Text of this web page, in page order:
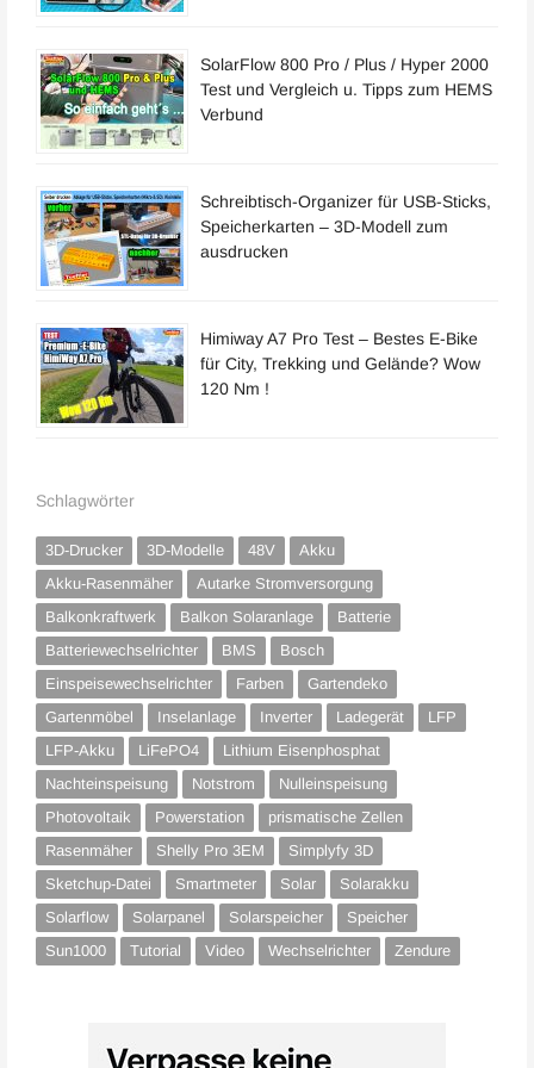
SolarFlow 800 Pro / Plus / Hyper 2000
Test und Vergleich u. Tipps zum HEMS
Verbund
Schreibtisch-Organizer für USB-Sticks,
Speicherkarten – 3D-Modell zum
ausdrucken
Himiway A7 Pro Test – Bestes E-Bike
für City, Trekking und Gelände? Wow
120 Nm !
Schlagwörter
3D-Drucker 3D-Modelle 48V
Akku
Akku-Rasenmäher
Autarke Stromversorgung
Balkonkraftwerk
Balkon Solaranlage
Batterie
Batteriewechselrichter
BMS
Bosch
Einspeisewechselrichter
Farben
Gartendeko
Gartenmöbel
Inselanlage Inverter Ladegerät
LFP
LFP-Akku
LiFePO4
Lithium Eisenphosphat
Nachteinspeisung
Notstrom
Nulleinspeisung
Photovoltaik
Powerstation
prismatische Zellen
Rasenmäher
Shelly Pro 3EM
Simplyfy 3D
Sketchup-Datei
Smartmeter Solar
Solarakku
Solarflow
Solarpanel Solarspeicher
Speicher
Sun1000
Tutorial Video Wechselrichter Zendure